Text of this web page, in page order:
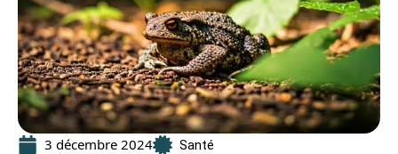
3 décembre 2024 Santé